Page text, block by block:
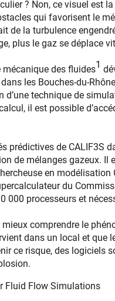
? Non, ce visuel est
qui favorisent le
de la turbulence
plus le gaz se déplace
des fluides1
les Bouches-du-
technique de
il est possible
prédictives de CALIF3S
de mélanges gazeux. Il
en
du
000 processeurs et
comprendre le
dans un local et que
ce risque, des logiciels
Fluid Flow Simulations